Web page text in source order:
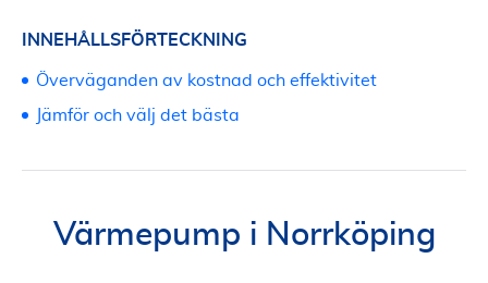
Värmepump i Norrköping
INNEHÅLLSFÖRTECKNING
Överväganden av kostnad och effektivitet
Jämför och välj det bästa